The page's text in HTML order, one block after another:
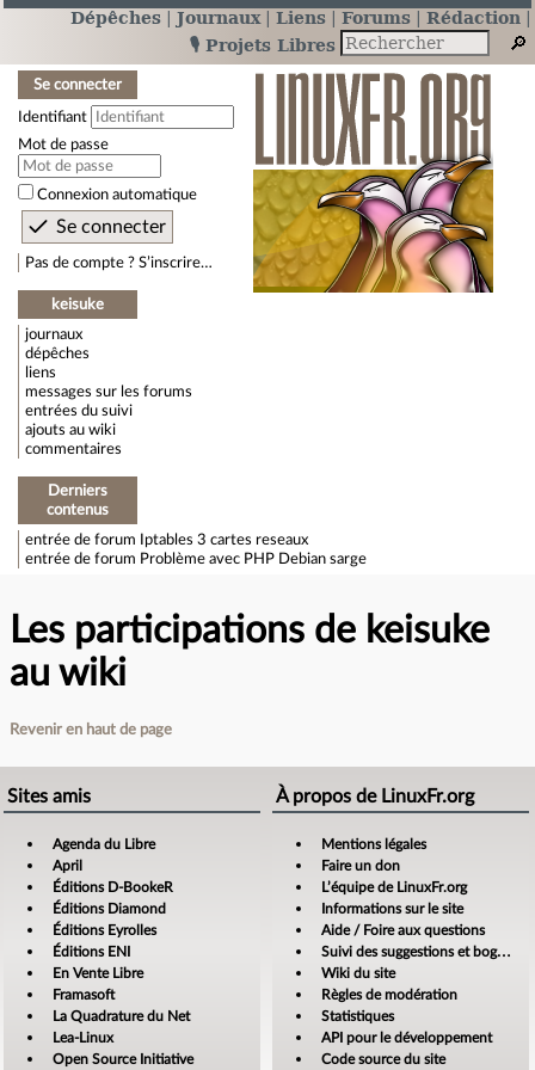
Dépêches Journaux Liens Forums
Rédaction
🎙️ Projets Libres
Se connecter
Identifiant
Mot de passe
Connexion automatique
Pas de compte ? S’inscrire…
keisuke
journaux
dépêches
liens
messages sur les forums
entrées du suivi
ajouts au wiki
commentaires
Derniers
contenus
entrée de forum
Iptables 3 cartes reseaux
entrée de forum Problème avec PHP Debian sarge
Les participations de keisuke
au wiki
Revenir en haut de page
Sites amis
Agenda du Libre
April
Éditions D-BookeR
Éditions Diamond
Éditions Eyrolles
Éditions ENI
En Vente Libre
Framasoft
La Quadrature du Net
Lea-Linux
Open Source Initiative
À propos de LinuxFr.org
Mentions légales
Faire un don
L’équipe de LinuxFr.org
Informations sur le site
Aide / Foire aux questions
Suivi des suggestions et bogues
Wiki du site
Règles de modération
Statistiques
API pour le développement
Code source du site